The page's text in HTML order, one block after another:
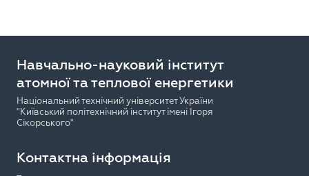
Навчально-науковий інститут
атомної та теплової енергетики
Національний технічний університет України
"Київський політехнічний інститут імені Ігоря
Сікорського"
Контактна інформація